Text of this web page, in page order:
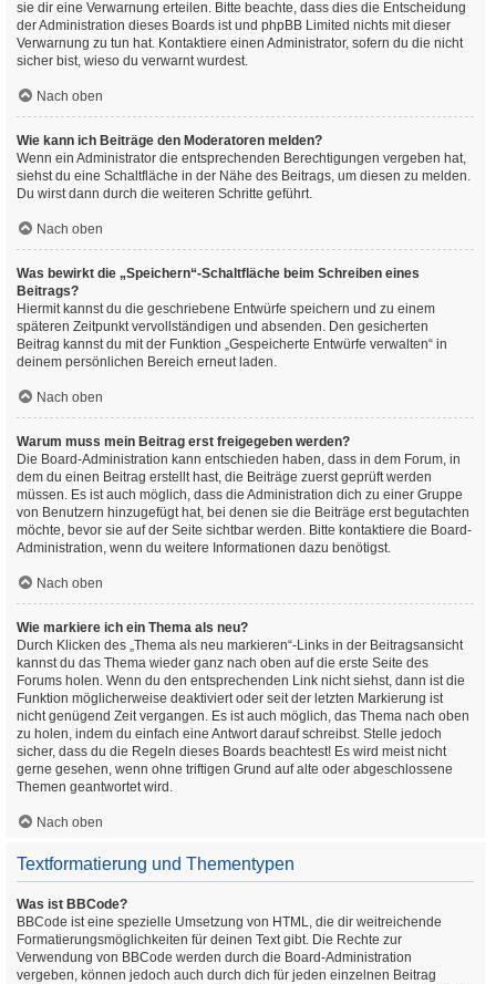
sie dir eine Verwarnung erteilen. Bitte beachte, dass dies die Entscheidung
der Administration dieses Boards ist und phpBB Limited nichts mit dieser
Verwarnung zu tun hat. Kontaktiere einen Administrator, sofern du die nicht
sicher bist, wieso du verwarnt wurdest.
Nach oben
Wie kann ich Beiträge den Moderatoren melden?
Wenn ein Administrator die entsprechenden Berechtigungen vergeben hat,
siehst du eine Schaltfläche in der Nähe des Beitrags, um diesen zu melden.
Du wirst dann durch die weiteren Schritte geführt.
Nach oben
Was bewirkt die „Speichern“-Schaltfläche beim Schreiben eines
Beitrags?
Hiermit kannst du die geschriebene Entwürfe speichern und zu einem
späteren Zeitpunkt vervollständigen und absenden. Den gesicherten
Beitrag kannst du mit der Funktion „Gespeicherte Entwürfe verwalten“ in
deinem persönlichen Bereich erneut laden.
Nach oben
Warum muss mein Beitrag erst freigegeben werden?
Die Board-Administration kann entschieden haben, dass in dem Forum, in
dem du einen Beitrag erstellt hast, die Beiträge zuerst geprüft werden
müssen. Es ist auch möglich, dass die Administration dich zu einer Gruppe
von Benutzern hinzugefügt hat, bei denen sie die Beiträge erst begutachten
möchte, bevor sie auf der Seite sichtbar werden. Bitte kontaktiere die Board-
Administration, wenn du weitere Informationen dazu benötigst.
Nach oben
Wie markiere ich ein Thema als neu?
Durch Klicken des „Thema als neu markieren“-Links in der Beitragsansicht
kannst du das Thema wieder ganz nach oben auf die erste Seite des
Forums holen. Wenn du den entsprechenden Link nicht siehst, dann ist die
Funktion möglicherweise deaktiviert oder seit der letzten Markierung ist
nicht genügend Zeit vergangen. Es ist auch möglich, das Thema nach oben
zu holen, indem du einfach eine Antwort darauf schreibst. Stelle jedoch
sicher, dass du die Regeln dieses Boards beachtest! Es wird meist nicht
gerne gesehen, wenn ohne triftigen Grund auf alte oder abgeschlossene
Themen geantwortet wird.
Nach oben
Textformatierung und Thementypen
Was ist BBCode?
BBCode ist eine spezielle Umsetzung von HTML, die dir weitreichende
Formatierungsmöglichkeiten für deinen Text gibt. Die Rechte zur
Verwendung von BBCode werden durch die Board-Administration
vergeben, können jedoch auch durch dich für jeden einzelnen Beitrag